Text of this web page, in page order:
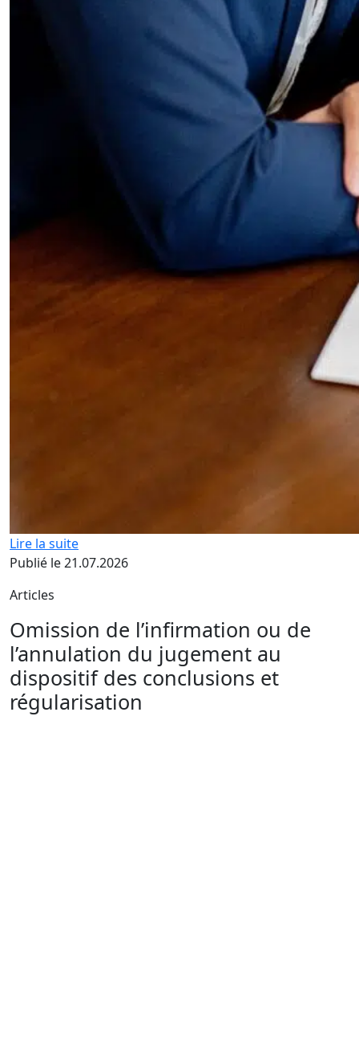
Lire la suite
Publié le 21.07.2026
Articles
Omission de l’infirmation ou de
l’annulation du jugement au
dispositif des conclusions et
régularisation